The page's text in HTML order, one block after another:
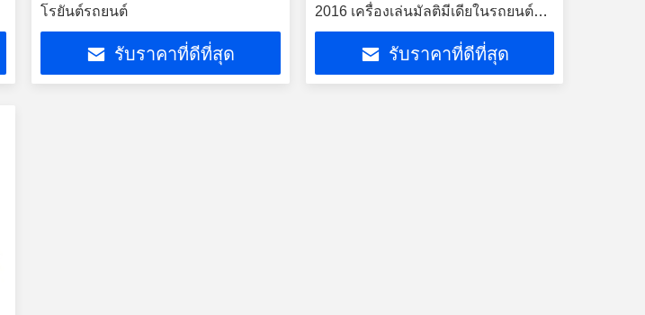
โรยันต์รถยนต์
รับราคาที่ดีที่สุด
2016 เครื่องเล่นมัลติมีเดียในรถยนต์
ระบบ Android
รับราคาที่ดีที่สุด